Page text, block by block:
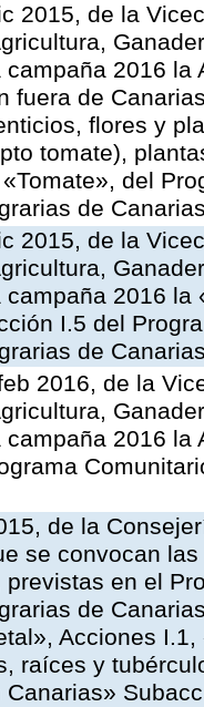
2015, de la
2016 la
fuera de
flores y
tomate),
del
de
2015, de la
2016
I.5 del
de
2016, de la
2016
de la
se convocan
previstas en el
de
Acciones
raíces y